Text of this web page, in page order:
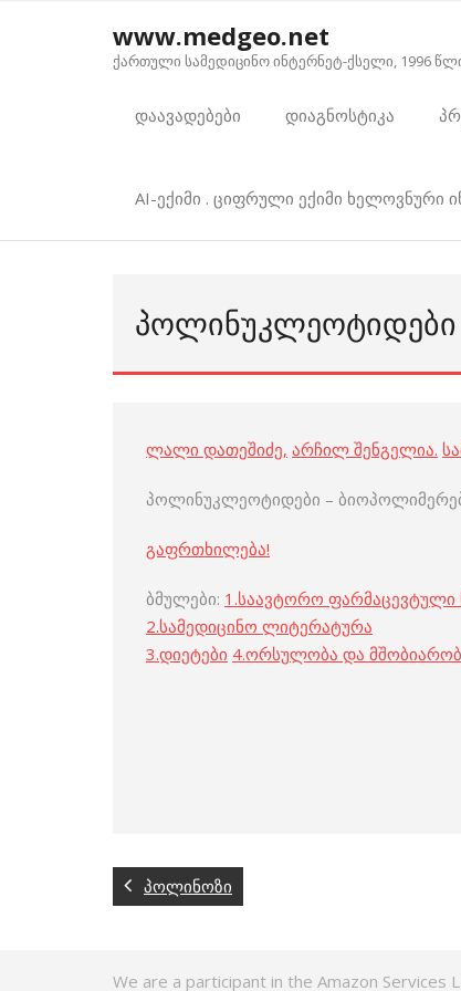
www.medgeo.net
ქართული სამედიცინო ინტერნეტ-ქსელი, 1996
დაავადებები დიაგნოსტიკა
AI-ექიმი . ციფრული ექიმი ხელოვნური
ᲞᲝᲚᲘᲜᲣᲙᲚᲔᲝᲢᲘᲓᲔᲑᲘ
ლალი დათეშიძე, არჩილ შენგელია.
პოლინუკლეოტიდები –
გაფრთხილება!
ბმულები: 1.საავტორო
2.სამედიცინო ლიტერატურა
3.დიეტები 4.ორსულობა და
პოლინოზი
We are a participant in the Amazon